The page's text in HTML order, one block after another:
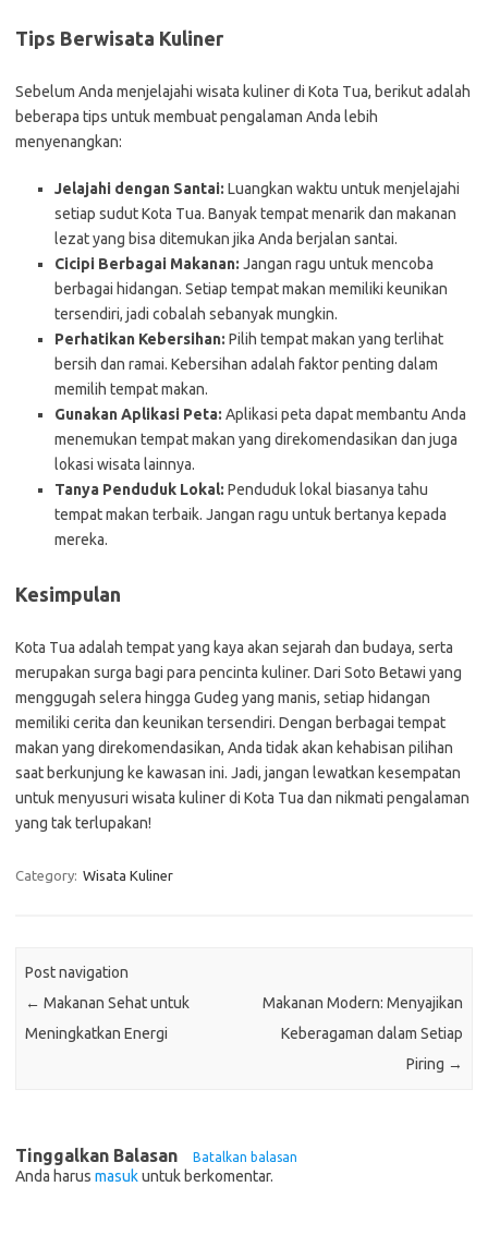
Tips Berwisata Kuliner
Sebelum Anda menjelajahi wisata kuliner di Kota Tua, berikut adalah
beberapa tips untuk membuat pengalaman Anda lebih
menyenangkan:
Jelajahi dengan Santai: Luangkan waktu untuk menjelajahi
setiap sudut Kota Tua. Banyak tempat menarik dan makanan
lezat yang bisa ditemukan jika Anda berjalan santai.
Cicipi Berbagai Makanan: Jangan ragu untuk mencoba
berbagai hidangan. Setiap tempat makan memiliki keunikan
tersendiri, jadi cobalah sebanyak mungkin.
Perhatikan Kebersihan: Pilih tempat makan yang terlihat
bersih dan ramai. Kebersihan adalah faktor penting dalam
memilih tempat makan.
Gunakan Aplikasi Peta: Aplikasi peta dapat membantu Anda
menemukan tempat makan yang direkomendasikan dan juga
lokasi wisata lainnya.
Tanya Penduduk Lokal: Penduduk lokal biasanya tahu
tempat makan terbaik. Jangan ragu untuk bertanya kepada
mereka.
Kesimpulan
Kota Tua adalah tempat yang kaya akan sejarah dan budaya, serta
merupakan surga bagi para pencinta kuliner. Dari Soto Betawi yang
menggugah selera hingga Gudeg yang manis, setiap hidangan
memiliki cerita dan keunikan tersendiri. Dengan berbagai tempat
makan yang direkomendasikan, Anda tidak akan kehabisan pilihan
saat berkunjung ke kawasan ini. Jadi, jangan lewatkan kesempatan
untuk menyusuri wisata kuliner di Kota Tua dan nikmati pengalaman
yang tak terlupakan!
Category: Wisata Kuliner
Post navigation
← Makanan Sehat untuk
Meningkatkan Energi
Makanan Modern: Menyajikan
Keberagaman dalam Setiap
Piring →
Tinggalkan Balasan Batalkan balasan
Anda harus masukuntuk berkomentar.